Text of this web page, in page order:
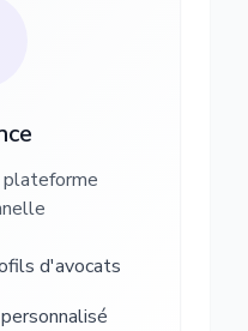
plateforme
d'avocats